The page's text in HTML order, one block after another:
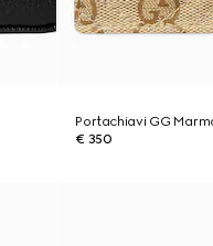
Portachiavi GG
€ 350